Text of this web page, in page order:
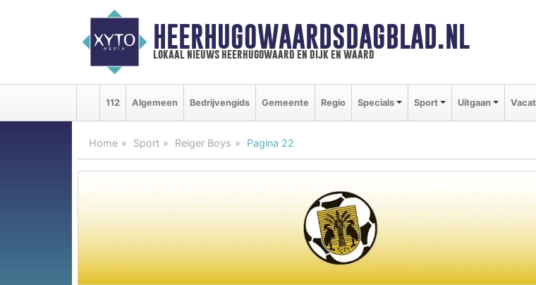
HEERHUGOWAARDSDAGBLAD.NL
lokaal nieuws heerhugowaard en dijk en waard
112 Algemeen Bedrijvengids Gemeente Regio Specials Sport Uitgaan
Home Sport Reiger Boys Pagina 22